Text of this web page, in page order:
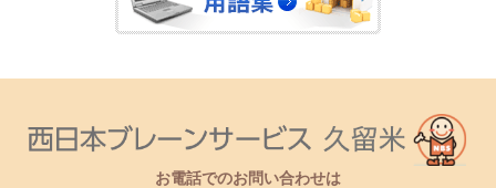
お電話でのお問い合わせは